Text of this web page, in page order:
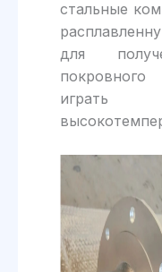
стальные
для
играть